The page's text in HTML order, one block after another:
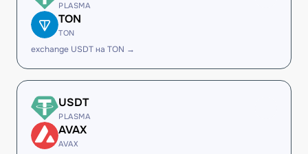
PLASMA
TON
TON
exchange USDT на TON →
USDT
PLASMA
AVAX
AVAX